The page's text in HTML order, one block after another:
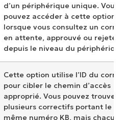
d’un périphérique unique. Vous
pouvez accéder à cette option
lorsque vous consultez un
en attente, approuvé ou rejeté
depuis le niveau du
Cette option utilise l’ID du
pour cibler le chemin d’accès
approprié. Vous pouvez trouver
plusieurs correctifs portant le
même numéro KB, mais chacun